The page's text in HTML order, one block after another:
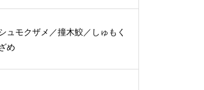
ュモクザメ／撞木鮫／しゅもく
め